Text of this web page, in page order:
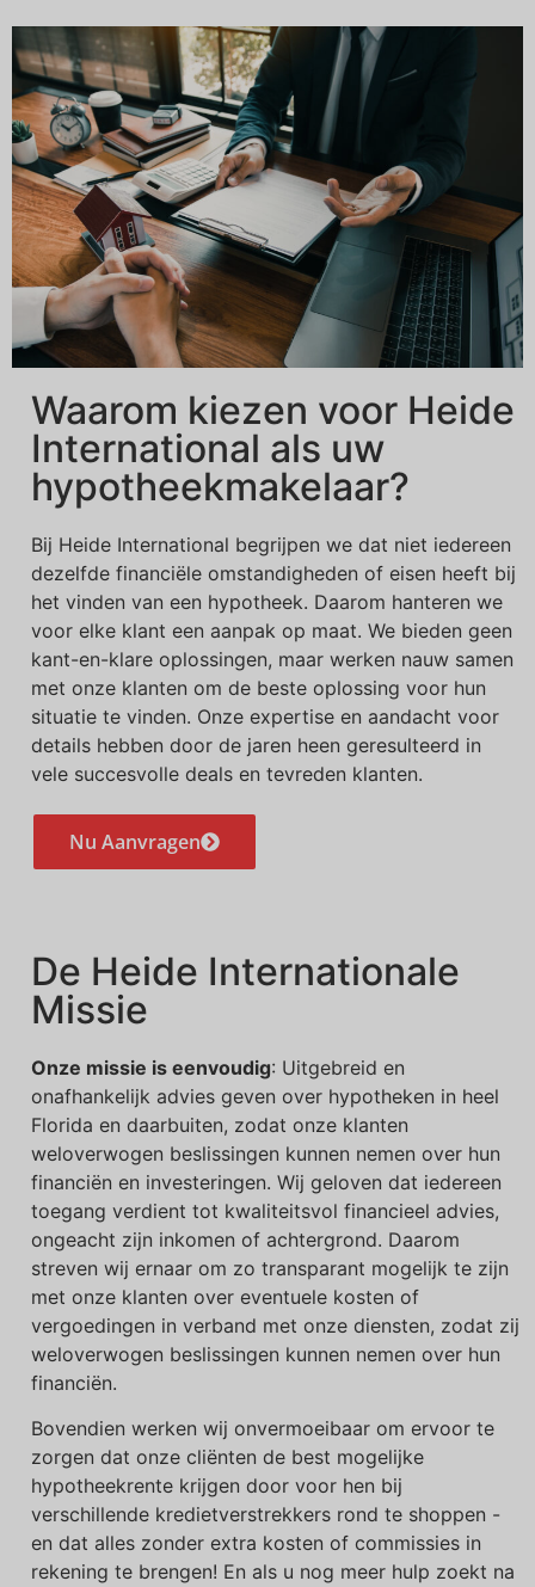
Waarom kiezen voor Heide
International als uw
hypotheekmakelaar?
Bij Heide International begrijpen we dat niet iedereen
dezelfde financiële omstandigheden of eisen heeft bij
het vinden van een hypotheek. Daarom hanteren we
voor elke klant een aanpak op maat. We bieden geen
kant-en-klare oplossingen, maar werken nauw samen
met onze klanten om de beste oplossing voor hun
situatie te vinden. Onze expertise en aandacht voor
details hebben door de jaren heen geresulteerd in
vele succesvolle deals en tevreden klanten.
Nu Aanvragen
De Heide Internationale
Missie
Onze missie is eenvoudig: Uitgebreid en
onafhankelijk advies geven over hypotheken in heel
Florida en daarbuiten, zodat onze klanten
weloverwogen beslissingen kunnen nemen over hun
financiën en investeringen. Wij geloven dat iedereen
toegang verdient tot kwaliteitsvol financieel advies,
ongeacht zijn inkomen of achtergrond. Daarom
streven wij ernaar om zo transparant mogelijk te zijn
met onze klanten over eventuele kosten of
vergoedingen in verband met onze diensten, zodat zij
weloverwogen beslissingen kunnen nemen over hun
financiën.
Bovendien werken wij onvermoeibaar om ervoor te
zorgen dat onze cliënten de best mogelijke
hypotheekrente krijgen door voor hen bij
verschillende kredietverstrekkers rond te shoppen -
en dat alles zonder extra kosten of commissies in
rekening te brengen! En als u nog meer hulp zoekt na